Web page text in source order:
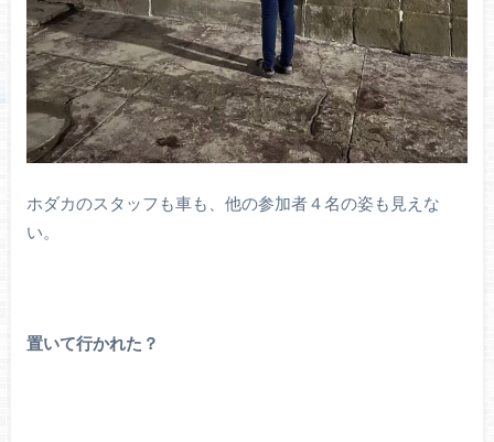
ホダカのスタッフも車も、他の参加者４名の姿も見えな
い。
置いて行かれた？